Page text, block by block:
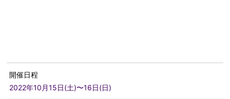
開催日程
2022年10月15日(土)〜16日(日)